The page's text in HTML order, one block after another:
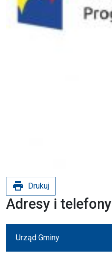
print Drukuj
Adresy i telefony
Urząd Gminy